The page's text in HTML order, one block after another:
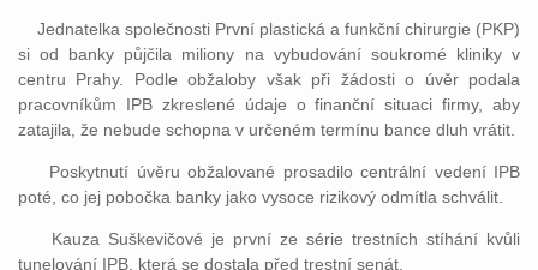
Jednatelka společnosti První plastická a funkční chirurgie (PKP)
si od banky půjčila miliony na vybudování soukromé kliniky v
centru Prahy. Podle obžaloby však při žádosti o úvěr podala
pracovníkům IPB zkreslené údaje o finanční situaci firmy, aby
zatajila, že nebude schopna v určeném termínu bance dluh vrátit.
Poskytnutí úvěru obžalované prosadilo centrální vedení IPB
poté, co jej pobočka banky jako vysoce rizikový odmítla schválit.
Kauza Suškevičové je první ze série trestních stíhání kvůli
tunelování IPB, která se dostala před trestní senát.